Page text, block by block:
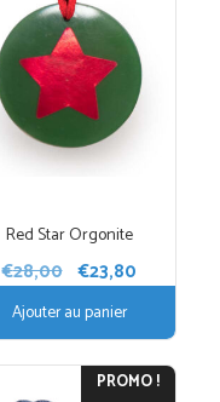
Red Star Orgonite
€28,00 Le
initial
€28,00.
€23,80Le
actuel
€23,80.
Ajouter au panier
PROMO !